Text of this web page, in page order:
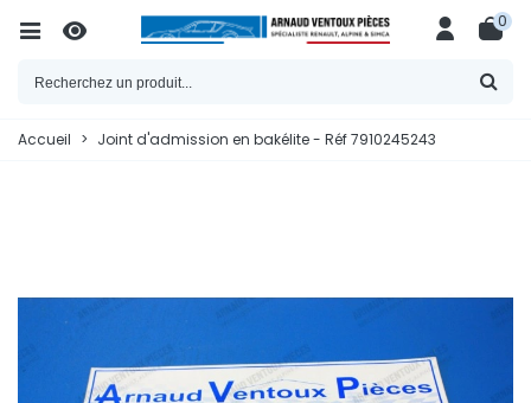
0
Accueil > Joint d'admission en bakélite - Réf 7910245243